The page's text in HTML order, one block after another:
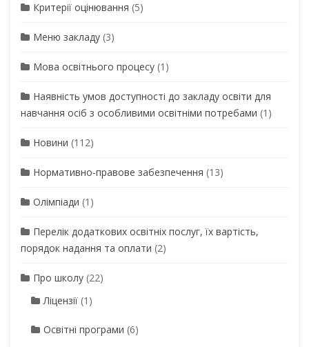
Критерії оцінювання (5)
Меню закладу (3)
Мова освітнього процесу (1)
Наявність умов доступності до закладу освіти для
навчання осіб з особливими освітніми потребами (1)
Новини (112)
Нормативно-правове забезпечення (13)
Олімпіади (1)
Перелік додаткових освітніх послуг, їх вартість,
порядок надання та оплати (2)
Про школу (22)
Ліцензії (1)
Освітні програми (6)